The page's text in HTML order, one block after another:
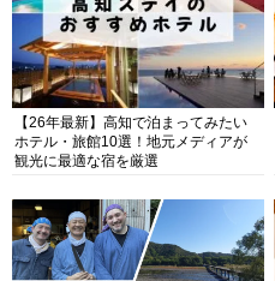
【26年最新】高知で泊まってみたい
ホテル・旅館10選！地元メディアが
観光に最適な宿を厳選